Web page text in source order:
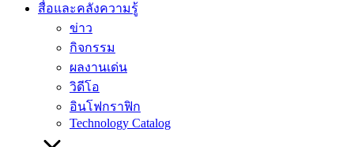
สื่อและคลังความรู้
ข่าว
กิจกรรม
ผลงานเด่น
วิดีโอ
อินโฟกราฟิก
Technology Catalog